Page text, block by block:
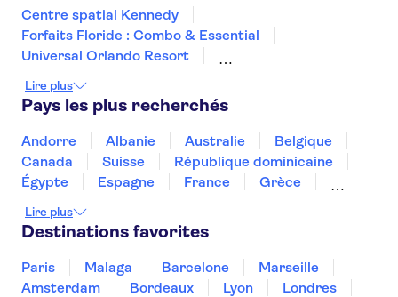
Centre spatial Kennedy
Forfaits Floride : Combo & Essential
Universal Orlando Resort
Walt Disney World Resort en Floride
Wheel at ICON Park
Broadway
SUMMIT One Vanderbilt
Musée américain d'histoire naturelle
Top of the Rock
Intrepid Museum
Mémorial et musée du 11 Septembre
Musée d'Art Moderne (MoMA)
One World Observatory
Lire plus
Pays les plus recherchés
Andorre Albanie Australie
Belgique
Canada
Suisse
République dominicaine
Égypte
Espagne France
Grèce
Maroc
Malaisie Thaïlande
Turquie
Lire plus
Destinations favorites
Paris Malaga Barcelone
Marseille
Amsterdam
Bordeaux Lyon
Londres